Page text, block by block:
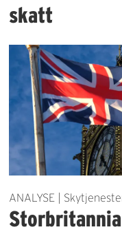
skatt
ANALYSE |